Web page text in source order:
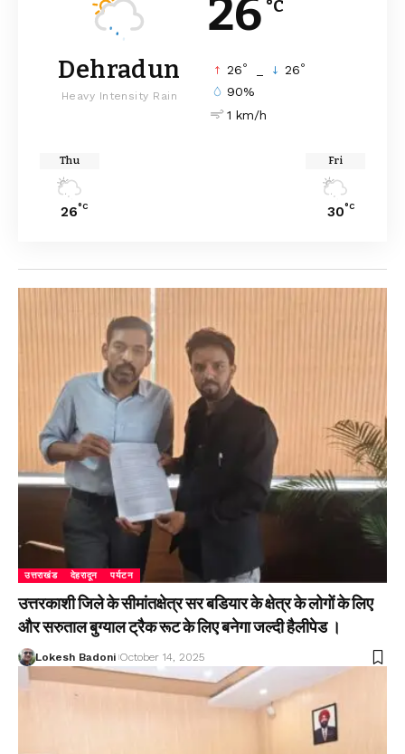
26 °C
Dehradun
Heavy Intensity Rain
26° 26°
90%
1 km/h
Thu
26°C
Fri
30°C
उत्तराखंड देहरादून पर्यटन
उत्तरकाशी जिले के सीमांतक्षेत्र सर बडियार के क्षेत्र के लोगों के लिए
और सरुताल बुग्याल ट्रैक रूट के लिए बनेगा जल्दी हैलीपेड ।
Lokesh Badoni October 14, 2025